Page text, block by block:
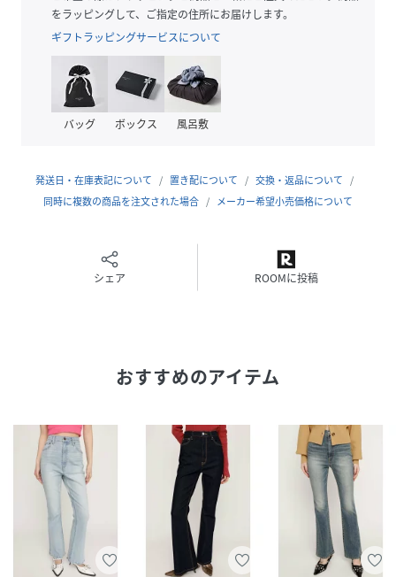
れてすっきりとした印象に仕上げています。
裾から太ももにかけてセンタープレスのアタリを付けている
ので美脚効果があります。
【ライトブルー】
全体的にアタリやヒゲを入れて陰影を付けているので腰回り
や太ももの間延び感が軽減されてすっきりとした印象に仕上
ワンウォッシュでなるべく濃い色目をキープ出来るように加
工を施しているので綺麗な印象で着用していただけます。
ブラウスはもちろん、綺麗なシルエットなのでカジュアルな
カットソーとの相性も抜群です。
ROICA®EF…従来破棄されていた不用糸を原料として再利用
■透け感：なし
■光沢感：なし
■伸縮性：なし
■裏 地：なし
※本品は、素材特性上以下の点にご注意ください。
をラッピングして、ご指定の住所にお届けします。
ギフトラッピングサービスについて
バッグ ボックス 風呂敷
発送日・在庫表記について 置き配について
交換・返品について
同時に複数の商品を注文された場合
メーカー希望小売価格について
シェア ROOMに投稿
おすすめのアイテム